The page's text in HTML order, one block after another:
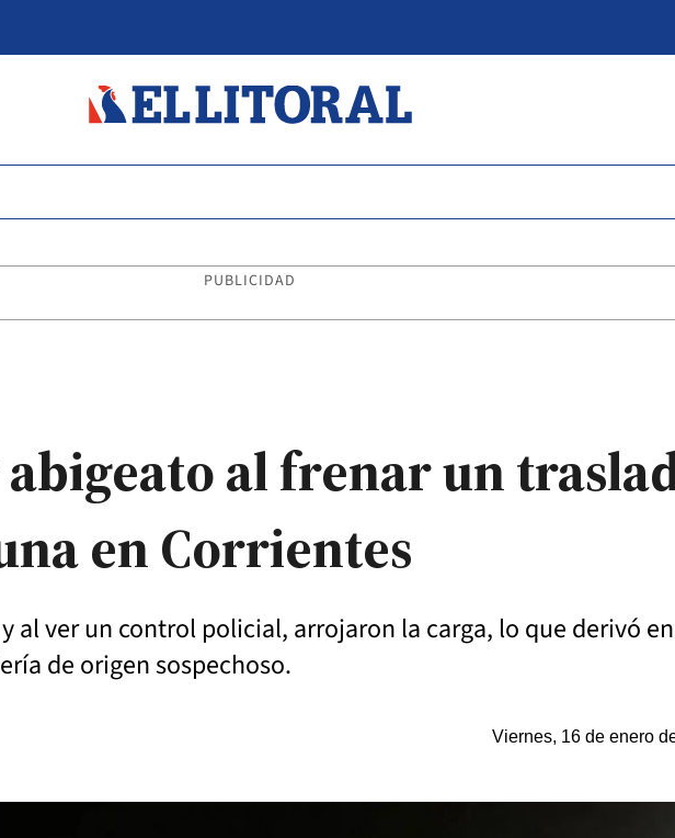
PUBLICIDAD
al frenar un
en Corrientes
al ver un control policial, arrojaron la carga, lo que derivó
de origen sospechoso.
Viernes, 16 de enero